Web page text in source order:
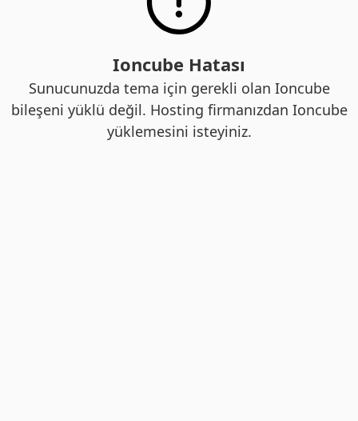
Ioncube Hatası
Sunucunuzda tema için gerekli olan Ioncube
bileşeni yüklü değil. Hosting firmanızdan Ioncube
yüklemesini isteyiniz.